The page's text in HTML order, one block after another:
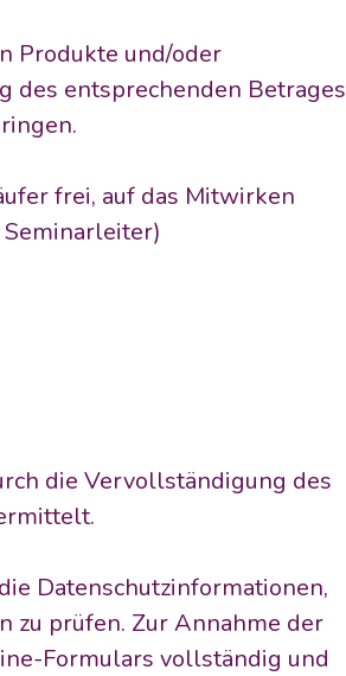
Produkte und/oder
des entsprechenden Betrages
frei, auf das Mitwirken
die Vervollständigung des
Datenschutzinformationen,
zu prüfen. Zur Annahme der
Formulars vollständig und